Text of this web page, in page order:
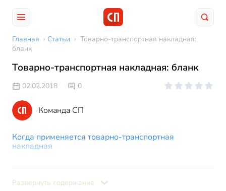
Главная › Статьи › Товарно-транспортная накладная:
бланк
Товарно-транспортная накладная: бланк
02.02.2018 0
Команда СП
Когда применяется товарно-транспортная
накладная
Развернуть содержание